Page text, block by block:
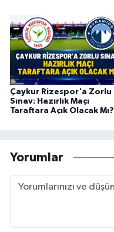
Çaykur Rizespor'a Zorlu
Sınav: Hazırlık Maçı
Taraftara Açık Olacak Mı?
Yorumlar